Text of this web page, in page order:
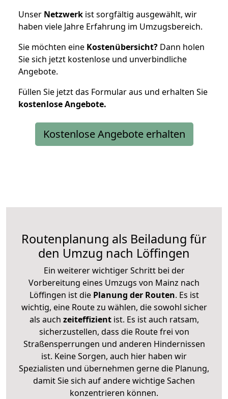
Unser Netzwerk ist sorgfältig ausgewählt, wir
haben viele Jahre Erfahrung im Umzugsbereich.
Sie möchten eine Kostenübersicht? Dann holen
Sie sich jetzt kostenlose und unverbindliche
Angebote.
Füllen Sie jetzt das Formular aus und erhalten Sie
kostenloseAngebote.
Kostenlose Angebote erhalten
Routenplanung als Beiladung für
den Umzug nach Löffingen
Ein weiterer wichtiger Schritt bei der
Vorbereitung eines Umzugs von Mainz nach
Löffingen ist diePlanung der Routen. Es ist
wichtig, eine Route zu wählen, die sowohl sicher
als auch zeiteffizientist. Es ist auch ratsam,
sicherzustellen, dass die Route frei von
Straßensperrungen und anderen Hindernissen
ist. Keine Sorgen, auch hier haben wir
Spezialisten und übernehmen gerne die Planung,
damit Sie sich auf andere wichtige Sachen
konzentrieren können.